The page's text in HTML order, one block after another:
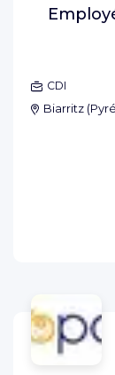
CDI
Biarritz (